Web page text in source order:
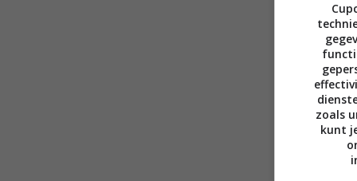
zoals
kunt